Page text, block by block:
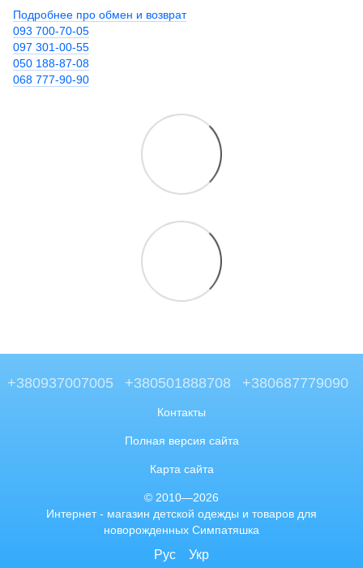
Подробнее про обмен и возврат
093 700-70-05
097 301-00-55
050 188-87-08
068 777-90-90
+380937007005 +380501888708 +380687779090
Контакты
Полная версия сайта
Карта сайта
© 2010—2026
Интернет - магазин детской одежды и товаров для
новорожденных Симпатяшка
Рус Укр